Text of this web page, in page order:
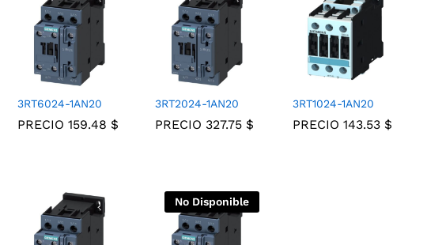
3RT6024-1AN20
PRECIO 159.48 $
159.48 $
3RT2024-1AN20
PRECIO 327.75 $
327.75 $
3RT1024-1AN20
PRECIO 143.53 $
143.53 $
No Disponible